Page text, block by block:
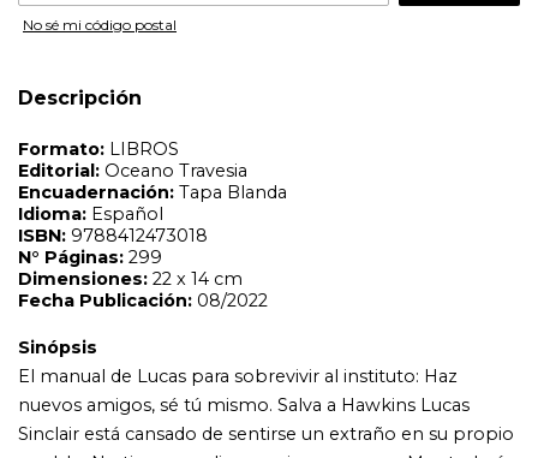
No sé mi código postal
Descripción
Sinclair está cansado de sentirse un extraño en su propio
pueblo. No tiene a nadie en quien apoyarse, Max todavía
marchado. Y todo esto antes de poder comenzar a darle
sentido a los años que han pasado luchando contra
monstruos, sorteando espías internacionales y
sobreviviendo a los trágicos eventos ocurridos en
Starcourt. Cuando al comienzo del curso se le presentan
otras opciones más allá de jugar al rol y ser intimidado, se
pregunta si puede dejar de ser invisible. Después de
comienza a aprender más sobre sí mismo: un
adolescente negro en Hawkins que se siente diferente a
todo lo que ha experimentado hasta ahora, en este
mundo o en cualquier otro.